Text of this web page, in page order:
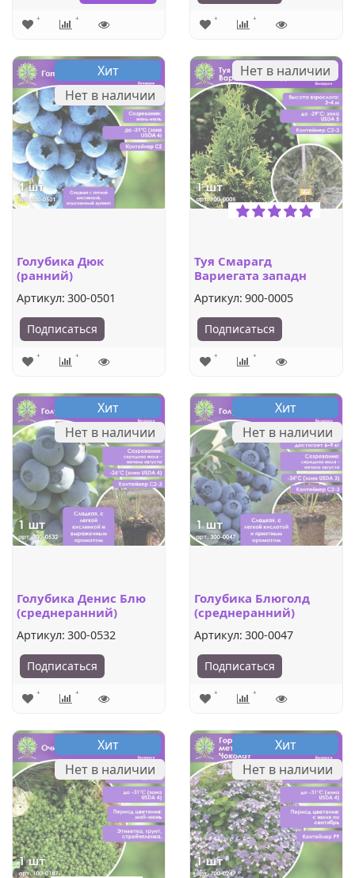
Хит
Нет в наличии
Голубика Дюк
(ранний)
Артикул: 300-0501
Подписаться
Нет в наличии
Туя Смарагд
Вариегата западн
Артикул: 900-0005
Подписаться
Хит
Нет в наличии
Голубика Денис Блю
(среднеранний)
Артикул: 300-0532
Подписаться
Хит
Нет в наличии
Голубика Блюголд
(среднеранний)
Артикул: 300-0047
Подписаться
Хит
Нет в наличии
Хит
Нет в наличии